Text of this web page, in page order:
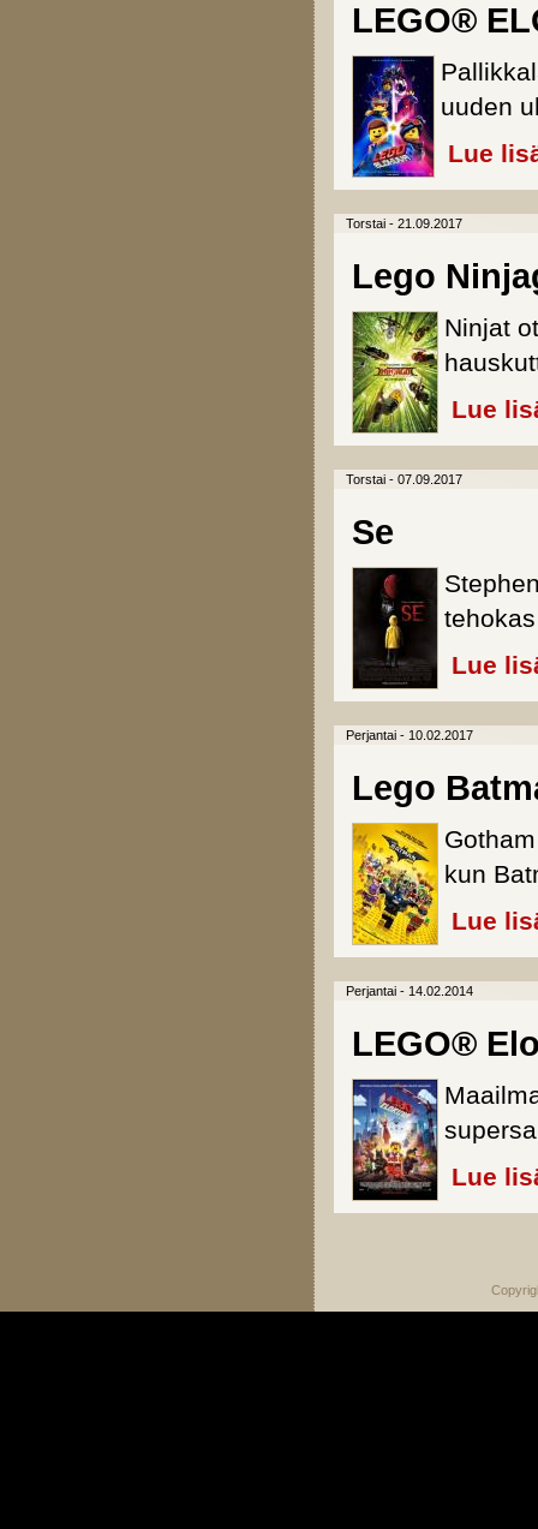
LEGO®
uuden
Lue
Torstai - 21.09.2017
Lego
Ninjat
Lue
Torstai - 07.09.2017
Se
Lue
Perjantai - 10.02.2017
Lego
kun
Lue
Perjantai - 14.02.2014
LEGO®
Lue